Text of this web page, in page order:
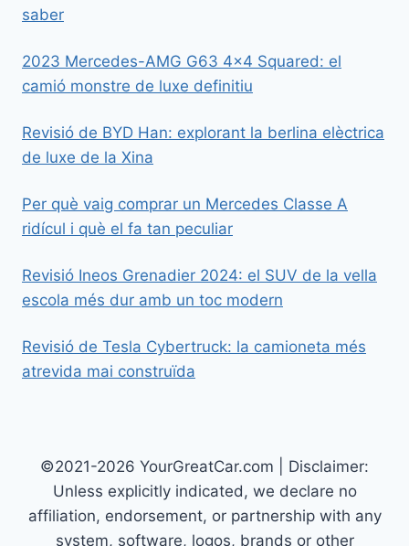
saber
2023 Mercedes-AMG G63 4×4 Squared: el
camió monstre de luxe definitiu
Revisió de BYD Han: explorant la berlina elèctrica
de luxe de la Xina
Per què vaig comprar un Mercedes Classe A
ridícul i què el fa tan peculiar
Revisió Ineos Grenadier 2024: el SUV de la vella
escola més dur amb un toc modern
Revisió de Tesla Cybertruck: la camioneta més
atrevida mai construïda
©2021-2026 YourGreatCar.com | Disclaimer:
Unless explicitly indicated, we declare no
affiliation, endorsement, or partnership with any
system, software, logos, brands or other